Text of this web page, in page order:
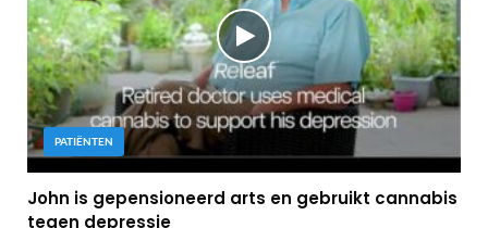
PATIËNTEN
John is gepensioneerd arts en gebruikt cannabis
tegen depressie